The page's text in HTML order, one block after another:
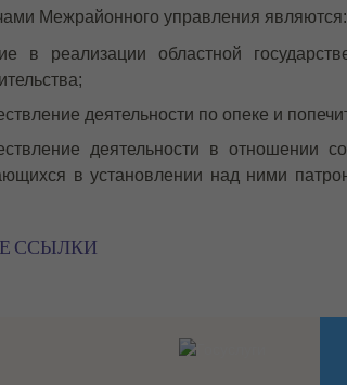
Межрайонного управления являются:
в реализации областной
деятельности по опеке и
деятельности в отношении
в установлении над ними
ССЫЛКИ